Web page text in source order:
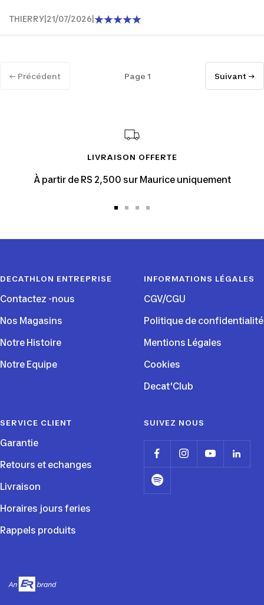
THIERRY 21/07/2026
← Précédent Page 1 Suivant →
LIVRAISON OFFERTE
À partir de RS 2,500 sur Maurice uniquement
DECATHLON ENTREPRISE
Contactez -nous
Nos Magasins
Notre Histoire
Notre Equipe
INFORMATIONS LÉGALES
CGV/CGU
Politique de confidentialité
Mentions Légales
Cookies
Decat'Club
SERVICE CLIENT
Garantie
Retours et echanges
Livraison
Horaires jours feries
Rappels produits
SUIVEZ NOUS